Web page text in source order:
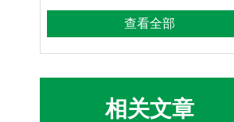
查看全部
相关文章